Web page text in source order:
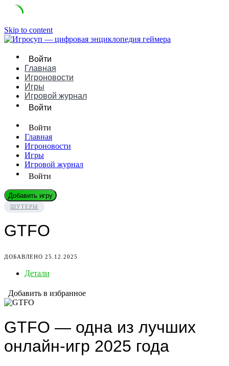
Skip to content
Войти
Главная
Игроновости
Игры
Игровой журнал
Войти
Войти
Главная
Игроновости
Игры
Игровой журнал
Войти
Добавить игру
ШУТЕРЫ
GTFO
ДОБАВЛЕНО 25.12.2025
Детали
Добавить в избранное
GTFO — одна из лучших
онлайн-игр 2025 года